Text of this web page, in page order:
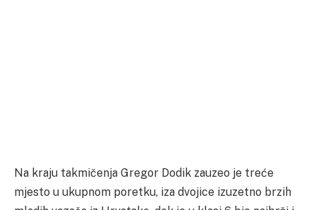
Na kraju takmičenja Gregor Dodik zauzeo je treće
mjesto u ukupnom poretku, iza dvojice izuzetno brzih